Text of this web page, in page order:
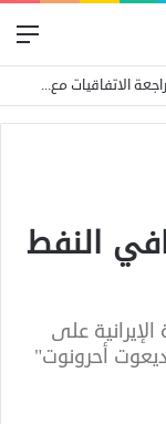
السودان يتجه لإعادة تنظيم التجارة الحدودية ومراجعة الاتفاقيات مع دول الجوار
النفط
على
أحرونوت"